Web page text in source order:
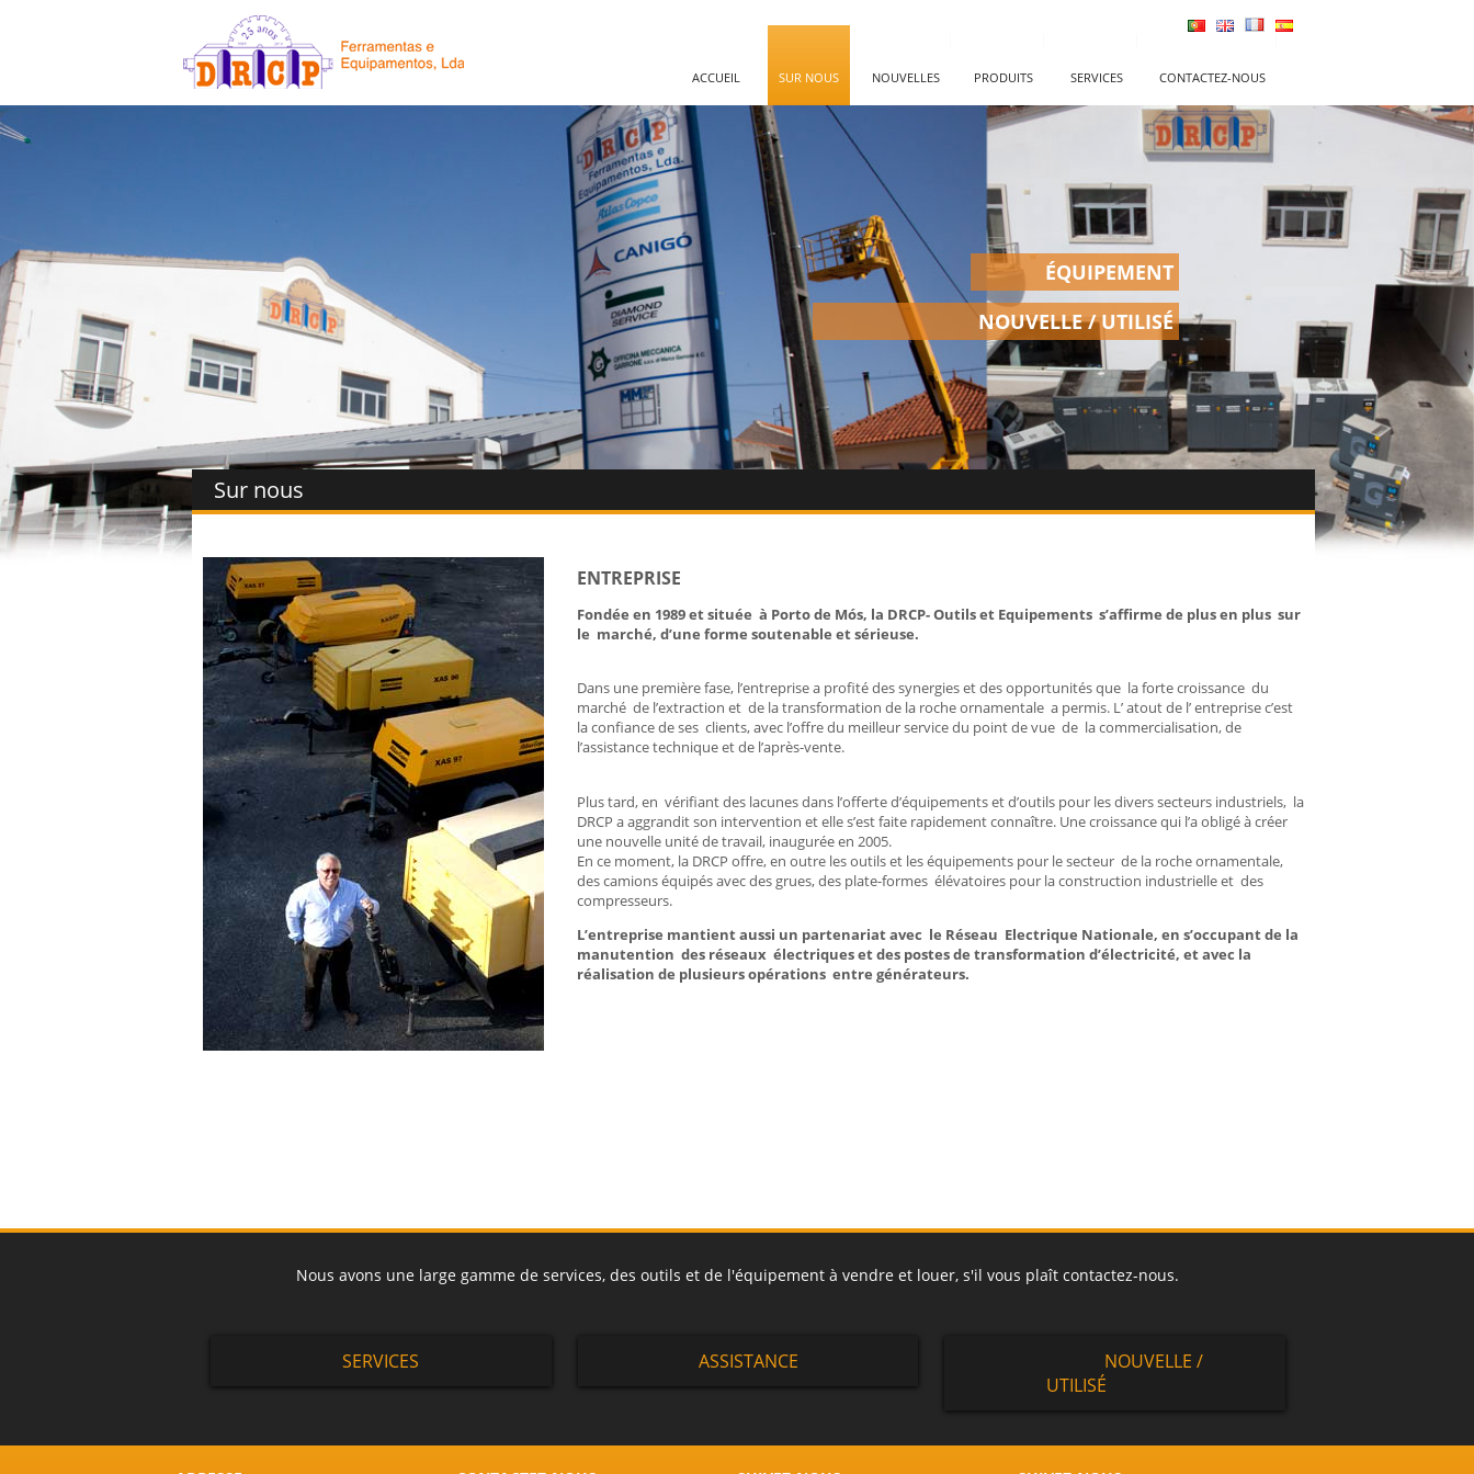
CONTACTEZ-NOUS
SERVICES
PRODUITS
NOUVELLES
SUR NOUS
ACCUEIL
ÉQUIPEMENT
NOUVELLE / UTILISÉ
Sur nous
ENTREPRISE
Fondée en 1989 et située à Porto de Mós, la DRCP- Outils et Equipements s’affirme de plus en plus sur
le marché, d’une forme soutenable et sérieuse.
Dans une première fase, l’entreprise a profité des synergies et des opportunités que la forte croissance du
marché de l’extraction et de la transformation de la roche ornamentale a permis. L’ atout de l’ entreprise c’est
la confiance de ses clients, avec l’offre du meilleur service du point de vue de la commercialisation, de
l’assistance technique et de l’après-vente.
Plus tard, en vérifiant des lacunes dans l’offerte d’équipements et d’outils pour les divers secteurs industriels, la
DRCP a aggrandit son intervention et elle s’est faite rapidement connaître. Une croissance qui l’a obligé à créer
une nouvelle unité de travail, inaugurée en 2005.
En ce moment, la DRCP offre, en outre les outils et les équipements pour le secteur de la roche ornamentale,
des camions équipés avec des grues, des plate-formes élévatoires pour la construction industrielle et des
compresseurs.
L’entreprise mantient aussi un partenariat avec le Réseau Electrique Nationale, en s’occupant de la
manutention des réseaux électriques et des postes de transformation d’électricité, et avec la
réalisation de plusieurs opérations entre générateurs.
Nous avons une large gamme de services, des outils et de l'équipement à vendre et louer, s'il vous plaît contactez-nous.
SERVICES ASSISTANCE
NOUVELLE /
UTILISÉ